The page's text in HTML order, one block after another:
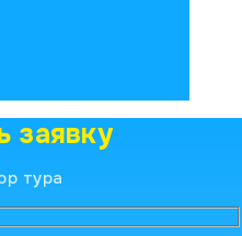
заявку
тура